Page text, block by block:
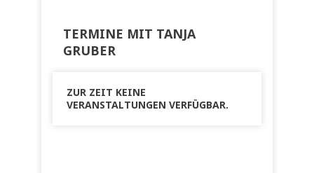
TERMINE MIT TANJA
GRUBER
ZUR ZEIT KEINE
VERANSTALTUNGEN VERFÜGBAR.